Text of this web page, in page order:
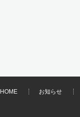
HOME お知らせ